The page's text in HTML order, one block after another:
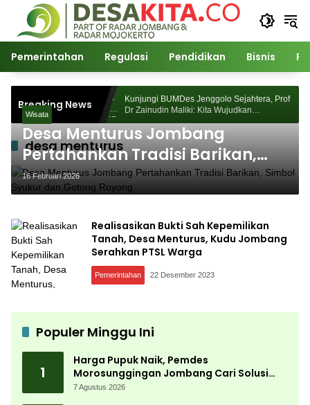
Langsung
konten
Pemerintahan Regulasi Pendidikan Bisnis
Breaking News
Akademik
Kunjungi BUMDes Jenggolo Sejahtera, Prof
Dr Zainudin Maliki: Kita Wujudkan
Kemandirian Ekonomi dengan Potensi Desa
desa menturus
Wisata
Desa Menturus Jombang
Pertahankan Tradisi Barikan,
Simbol Syukur dan Gotong
Royong
16 Februari 2026
Realisasikan Bukti Sah Kepemilikan
Tanah, Desa Menturus, Kudu Jombang
Serahkan PTSL Warga
Pemerintahan 22 Desember 2023
Populer Minggu Ini
1
Harga Pupuk Naik, Pemdes
Morosunggingan Jombang Cari Solusi
Lewat Kajian Akademik
7 Agustus 2026